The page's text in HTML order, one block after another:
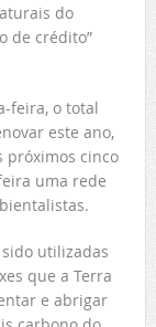
do
de crédito”
feira, o total
este ano,
próximos cinco
uma rede
utilizadas
que a Terra
e abrigar